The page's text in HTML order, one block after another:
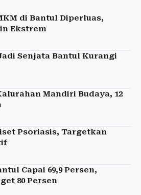
p
di Bantul Diperluas,
Ekstrem
Senjata Bantul Kurangi
Mandiri Budaya, 12
Psoriasis, Targetkan
Capai 69,9 Persen,
80 Persen